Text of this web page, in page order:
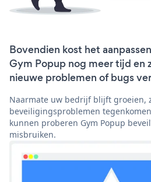
Bovendien kost het
Gym Popup nog meer tijd en
nieuwe problemen of bugs
Naarmate uw bedrijf blijft groeien,
beveiligingsproblemen
kunnen proberen Gym Popup
misbruiken.